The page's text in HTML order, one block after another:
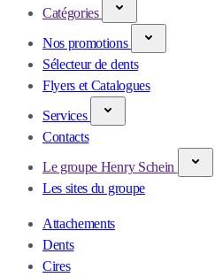
Catégories
Nos promotions
Sélecteur de dents
Flyers et Catalogues
Services
Contacts
Le groupe Henry Schein
Les sites du groupe
Attachements
Dents
Cires